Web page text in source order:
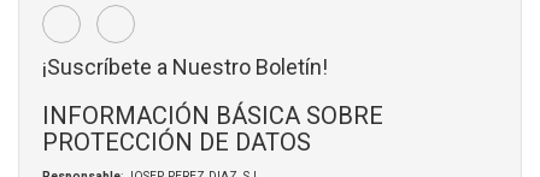
¡Suscríbete a Nuestro Boletín!
INFORMACIÓN BÁSICA SOBRE
PROTECCIÓN DE DATOS